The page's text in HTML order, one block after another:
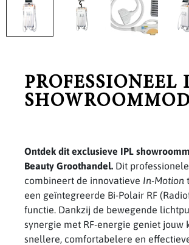
PROFESSIONEEL
Ontdek dit exclusieve IPL
Beauty Groothandel. Dit
combineert de innovatieve In-Motion
een geïntegreerde Bi-Polair RF
functie. Dankzij de bewegende
synergie met RF-energie geniet jouw
snellere, comfortabelere en